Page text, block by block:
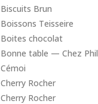
Biscuits Brun
Boissons Teisseire
Boites chocolat
Bonne table — Chez
Cémoi
Cherry Rocher
Cherry Rocher